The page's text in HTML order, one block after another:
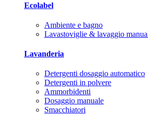
Ecolabel
Ambiente e bagno
Lavastoviglie & lavaggio
Lavanderia
Detergenti dosaggio automatico
Detergenti in polvere
Ammorbidenti
Dosaggio manuale
Smacchiatori